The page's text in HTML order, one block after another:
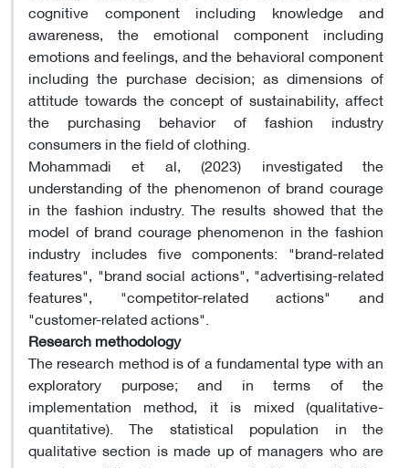
cognitive component including knowledge and
awareness, the emotional component including
emotions and feelings, and the behavioral component
including the purchase decision; as dimensions of
attitude towards the concept of sustainability, affect
the purchasing behavior of fashion industry
consumers in the field of clothing.
Mohammadi et al, (2023) investigated the
understanding of the phenomenon of brand courage
in the fashion industry. The results showed that the
model of brand courage phenomenon in the fashion
industry includes five components: "brand-related
features", "brand social actions", "advertising-related
features", "competitor-related actions" and
"customer-related actions".
Research methodology
The research method is of a fundamental type with an
exploratory purpose; and in terms of the
implementation method, it is mixed (qualitative-
quantitative). The statistical population in the
qualitative section is made up of managers who are